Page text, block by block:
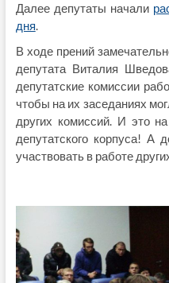
Далее депутаты начали
дня.
В ходе прений
депутата Виталия
депутатские комиссии
чтобы на их заседаниях
других комиссий. И это
депутатского корпуса! А
участвовать в работе